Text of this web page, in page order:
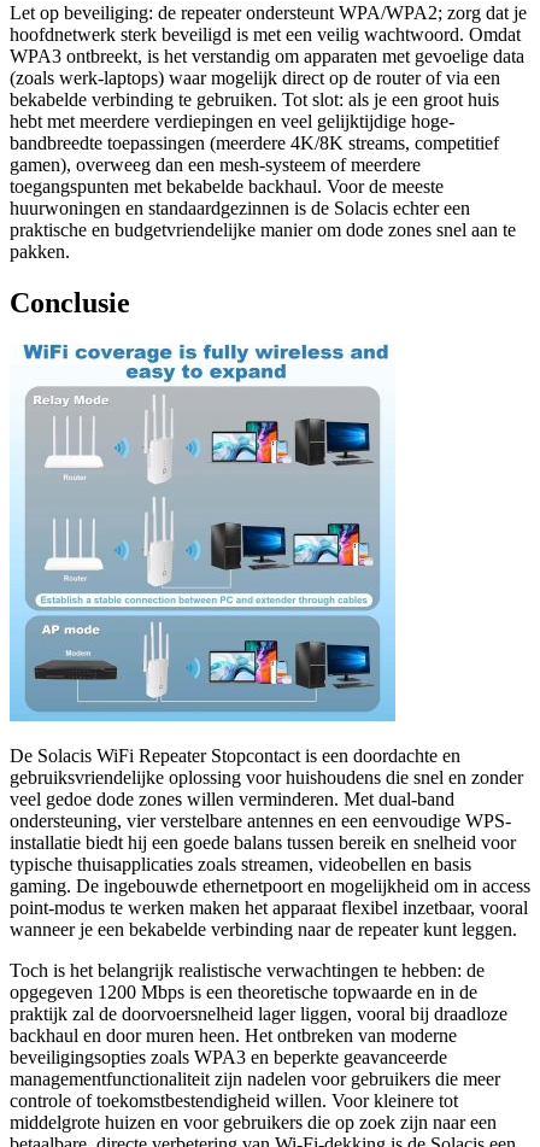
Let op beveiliging: de repeater ondersteunt WPA/WPA2; zorg dat je
hoofdnetwerk sterk beveiligd is met een veilig wachtwoord. Omdat
WPA3 ontbreekt, is het verstandig om apparaten met gevoelige data
(zoals werk-laptops) waar mogelijk direct op de router of via een
bekabelde verbinding te gebruiken. Tot slot: als je een groot huis
hebt met meerdere verdiepingen en veel gelijktijdige hoge-
bandbreedte toepassingen (meerdere 4K/8K streams, competitief
gamen), overweeg dan een mesh-systeem of meerdere
toegangspunten met bekabelde backhaul. Voor de meeste
huurwoningen en standaardgezinnen is de Solacis echter een
praktische en budgetvriendelijke manier om dode zones snel aan te
pakken.
Conclusie
De Solacis WiFi Repeater Stopcontact is een doordachte en
gebruiksvriendelijke oplossing voor huishoudens die snel en zonder
veel gedoe dode zones willen verminderen. Met dual-band
ondersteuning, vier verstelbare antennes en een eenvoudige WPS-
installatie biedt hij een goede balans tussen bereik en snelheid voor
typische thuisapplicaties zoals streamen, videobellen en basis
gaming. De ingebouwde ethernetpoort en mogelijkheid om in access
point-modus te werken maken het apparaat flexibel inzetbaar, vooral
wanneer je een bekabelde verbinding naar de repeater kunt leggen.
Toch is het belangrijk realistische verwachtingen te hebben: de
opgegeven 1200 Mbps is een theoretische topwaarde en in de
praktijk zal de doorvoersnelheid lager liggen, vooral bij draadloze
backhaul en door muren heen. Het ontbreken van moderne
beveiligingsopties zoals WPA3 en beperkte geavanceerde
managementfunctionaliteit zijn nadelen voor gebruikers die meer
controle of toekomstbestendigheid willen. Voor kleinere tot
middelgrote huizen en voor gebruikers die op zoek zijn naar een